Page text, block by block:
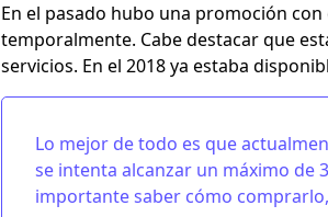
En el pasado hubo una promoción
temporalmente. Cabe destacar que
servicios. En el 2018 ya estaba
Lo mejor de todo es que
se intenta alcanzar un máximo de
importante saber cómo